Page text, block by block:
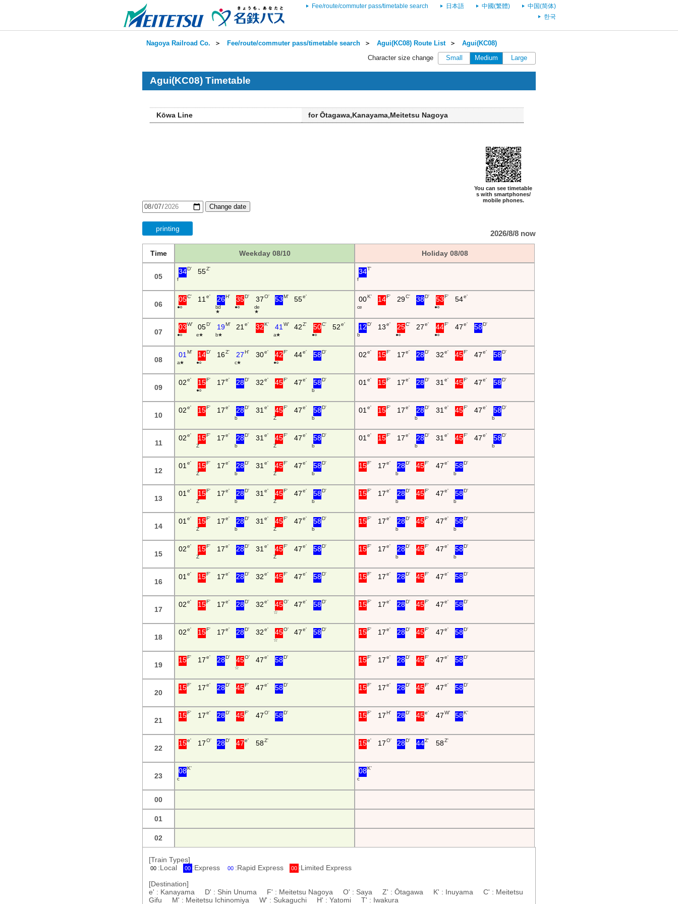
Fee/route/commuter pass/timetable search 日本語 中國(繁體)
中国(简体)
한국
Nagoya Railroad Co. ＞ Fee/route/commuter pass/timetable search ＞ Agui(KC08) Route List＞ Agui(KC08)
Character size change Small Medium Large
Agui(KC08) Timetable
Kōwa Line for Ōtagawa,Kanayama,Meitetsu Nagoya
You can see timetable
s with smartphones/
mobile phones.
Change date
printing
2026/8/8 now
Time Weekday 08/10 Holiday 08/08
05
34D' 55Z' 34T'
06
05C'
● ○
11 e' 26H'
b d
★
35D'
● ○
37O'
d e
★
53M' 55e' 00K'
c e
14F' 29C' 38D' 53F'
● ○
54e'
07
03W'
● ○
05D'
e ★
19M'
b ★
21 e' 32K' 41 W'
a ★
42Z' 50C'
● ○
52 e' 12D'
b
13e' 25C'
● ○
27 e' 44F'
● ○
47e' 58D'
08
01 M'
a ★
14D'
● ○
16Z' 27 H'
c ★
30e' 42F'
● ○
44e' 58D' 02e' 15F' 17 e' 28D' 32e' 45F' 47e' 58D'
09
02e' 15F'
● ○
17 e' 28D' 32e' 45F' 47e' 58D'
b
01 e' 15F' 17 e' 28D' 31 e' 45F' 47e' 58D'
10
02e' 15F' 17 e' 28D'
b
31 e' 45F'
Z
47e' 58D'
b
01 e' 15F' 17 e' 28D'
b
31 e' 45F' 47e' 58D'
b
11
02e' 15F'
Z
17 e' 28D'
b
31 e' 45F'
Z
47e' 58D'
b
01 e' 15F' 17 e' 28D'
b
31 e' 45F' 47e' 58D'
b
12
01 e' 15F'
Z
17 e' 28D'
b
31 e' 45F'
Z
47e' 58D'
b
15F' 17e' 28D'
b
45F' 47e' 58D'
b
13
01 e' 15F'
Z
17 e' 28D'
b
31 e' 45F'
Z
47e' 58D'
b
15F' 17e' 28D'
b
45F' 47e' 58D'
b
14
01 e' 15F'
Z
17 e' 28D'
b
31 e' 45F'
Z
47e' 58D'
b
15F' 17e' 28D'
b
45F' 47e' 58D'
b
15
02e' 15F'
Z
17 e' 28D' 31 e' 45F'
Z
47e' 58D' 15F' 17e' 28D'
b
45F' 47e' 58D'
b
16
01 e' 15F' 17 e' 28D' 32e' 45F' 47e' 58D' 15F' 17e' 28D' 45F' 47e' 58D'
17
02e' 15F' 17 e' 28D' 32e' 45O'
☆
47e' 58D' 15F' 17e' 28D' 45F' 47e' 58D'
18
02e' 15F' 17 e' 28D' 32e' 45O'
☆
47e' 58D' 15F' 17e' 28D' 45F' 47e' 58D'
19
15F' 17e' 28D' 45O'
☆
47e' 58D' 15F' 17e' 28D' 45F' 47e' 58D'
20
15F' 17e' 28D' 45F' 47e' 58D' 15F' 17e' 28D' 45F' 47e' 58D'
21
15F' 17e' 28D' 45F' 47O' 58D' 15F' 17H' 28D' 45e' 47W' 58K'
22
15e' 17O' 28D' 47 e' 58Z' 15e' 17O' 28D' 44Z' 58Z'
23
08K'
c
08K'
c
00
01
02
[Train Types]
00 :Local 00 :Express 00 :Rapid Express 00 :Limited Express
[Destination]
e' : Kanayama D' : Shin Unuma F' : Meitetsu Nagoya O' : Saya Z' : Ōtagawa K' : Inuyama C' : Meitetsu
Gifu M' : Meitetsu Ichinomiya W' : Sukaguchi H' : Yatomi T' : Iwakura